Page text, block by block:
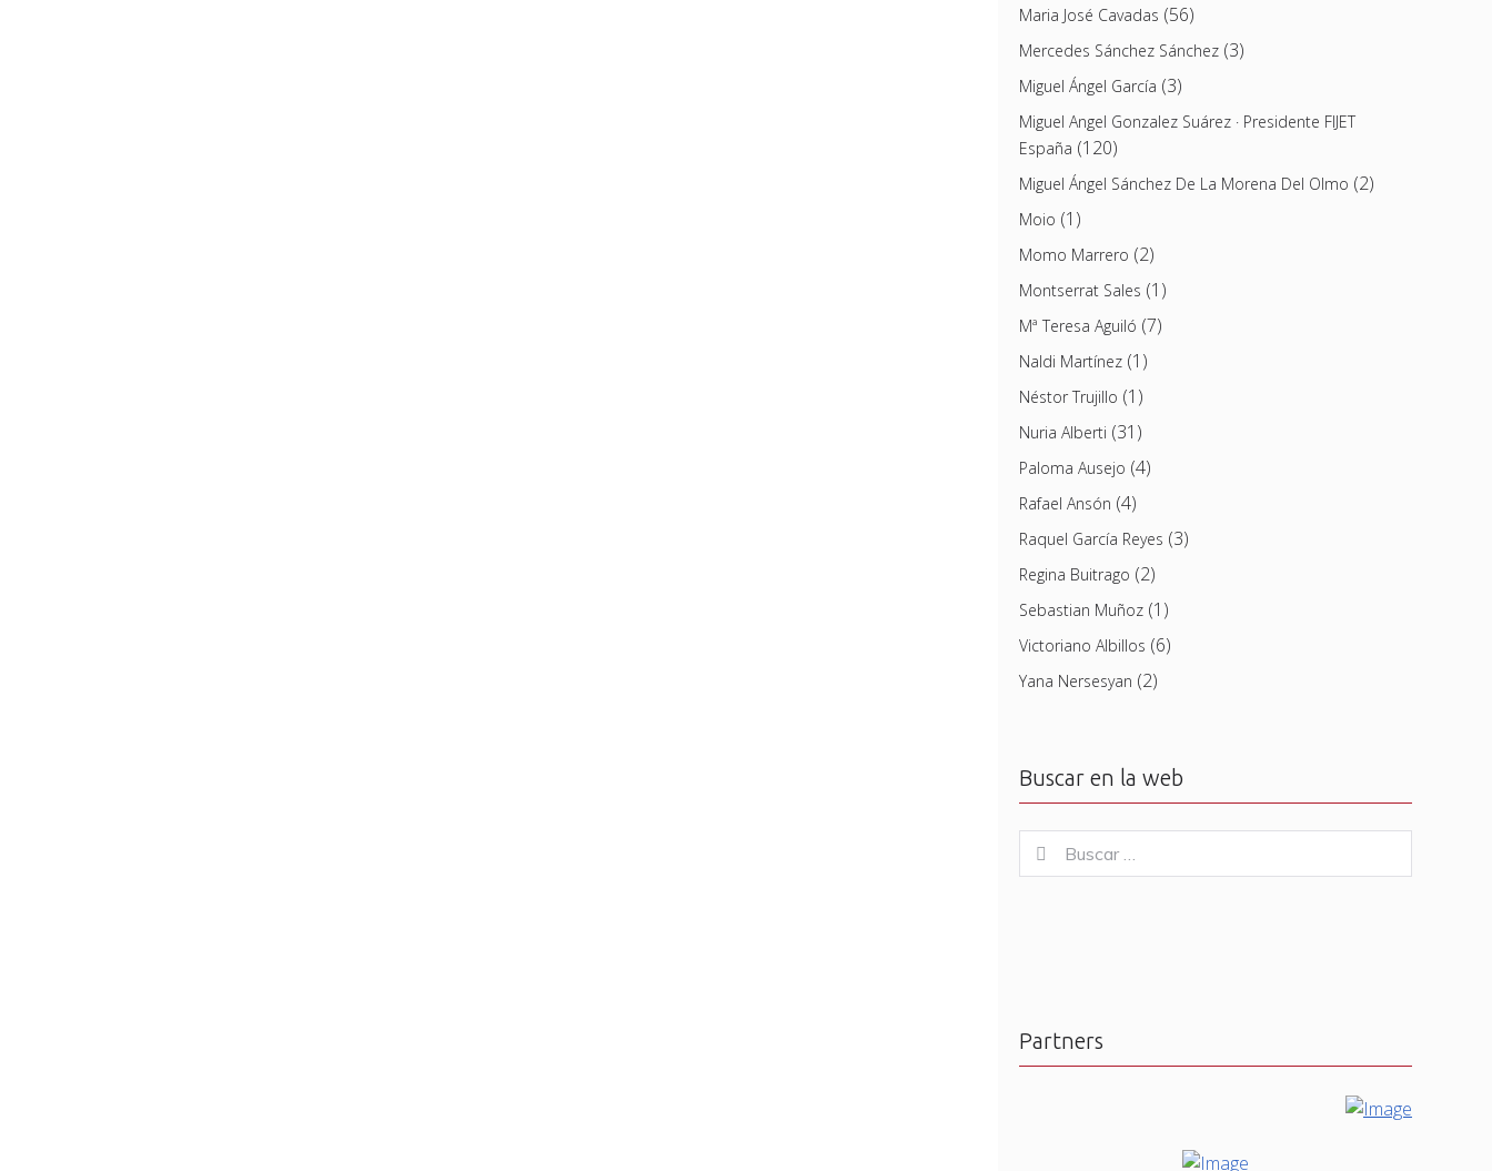
Maria José Cavadas (56)
Mercedes Sánchez Sánchez(3)
Miguel Ángel García (3)
Miguel Angel Gonzalez Suárez · Presidente FIJET
España (120)
Miguel Ángel Sánchez De La Morena Del Olmo (2)
Moio (1)
Momo Marrero (2)
Montserrat Sales (1)
Mª Teresa Aguiló (7)
Naldi Martínez(1)
Néstor Trujillo (1)
Nuria Alberti (31)
Paloma Ausejo (4)
Rafael Ansón (4)
Raquel García Reyes (3)
Regina Buitrago (2)
Sebastian Muñoz(1)
Victoriano Albillos (6)
Yana Nersesyan (2)
Buscar en la web
for:
Buscar
Partners